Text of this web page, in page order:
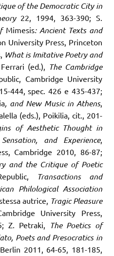
of the Democratic City in
22, 1994, 363-390; S.
Mimesis: Ancient Texts and
University Press, Princeton
What is Imitative Poetry and
(ed.), The Cambridge
Cambridge University
444, spec. 426 e 435-437;
, and New Music in Athens,
(eds.), Poikilia, cit., 201-
of Aesthetic Thought in
and Experience,
Cambridge 2010, 86-87;
and the Critique of Poetic
Transactions and
Philological Association
autrice, Tragic Pleasure
University Press,
Z. Petraki, The Poetics of
Poets and Presocratics in
2011, 64-65, 181-185,